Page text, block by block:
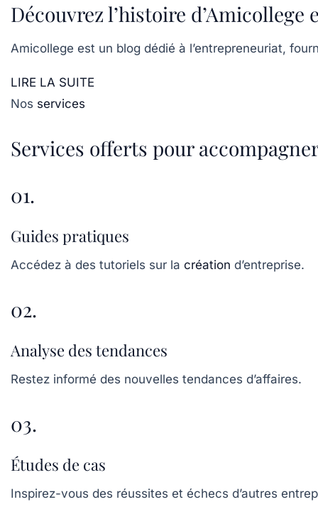
Découvrez l’histoire d’Amicollege
Amicollege est un blog dédié à l’entrepreneuriat,
LIRE LA SUITE
Nos services
Services offerts pour
01.
Guides pratiques
Accédez à des tutoriels sur la création d’entreprise.
02.
Analyse des tendances
Restez informé des nouvelles tendances d’affaires.
03.
Études de cas
Inspirez-vous des réussites et échecs d’autres